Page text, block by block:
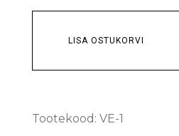
LISA OSTUKORVI
Tootekood: VE-1